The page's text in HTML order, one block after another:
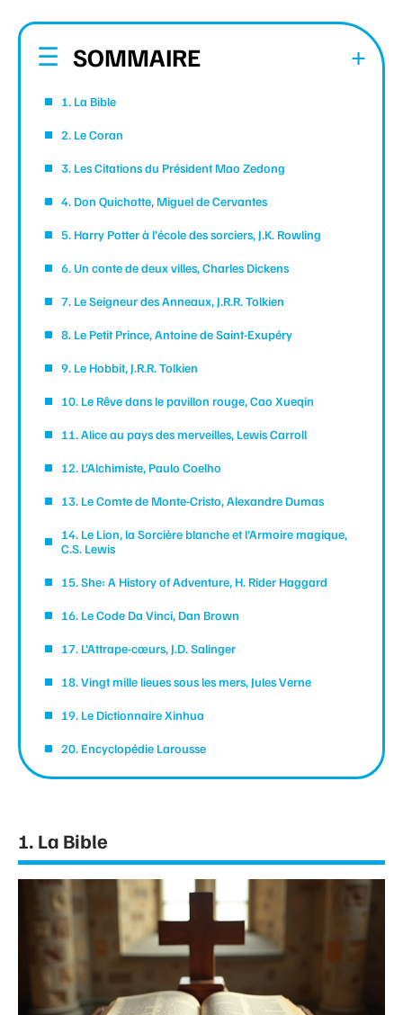
SOMMAIRE
1. La Bible
2. Le Coran
3. Les Citations du Président Mao Zedong
4. Don Quichotte, Miguel de Cervantes
5. Harry Potter à l’école des sorciers, J.K. Rowling
6. Un conte de deux villes, Charles Dickens
7. Le Seigneur des Anneaux, J.R.R. Tolkien
8. Le Petit Prince, Antoine de Saint-Exupéry
9. Le Hobbit, J.R.R. Tolkien
10. Le Rêve dans le pavillon rouge, Cao Xueqin
11. Alice au pays des merveilles, Lewis Carroll
12. L’Alchimiste, Paulo Coelho
13. Le Comte de Monte-Cristo, Alexandre Dumas
14. Le Lion, la Sorcière blanche et l’Armoire magique,
C.S. Lewis
15. She: A History of Adventure, H. Rider Haggard
16. Le Code Da Vinci, Dan Brown
17. L’Attrape-cœurs, J.D. Salinger
18. Vingt mille lieues sous les mers, Jules Verne
19. Le Dictionnaire Xinhua
20. Encyclopédie Larousse
1. La Bible